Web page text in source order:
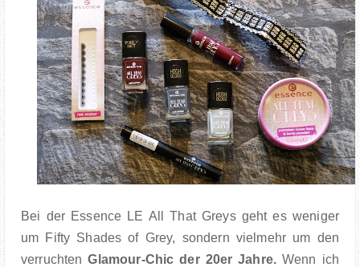
Bei der Essence LE All That Greys geht es weniger
um Fifty Shades of Grey, sondern vielmehr um den
verruchtenGlamour-Chic der 20er Jahre. Wenn ich